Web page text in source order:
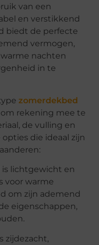
van een
en verstikkend
biedt de perfecte
vermogen,
nachten
in te
zomerdekbed
rekening mee te
de vulling en
die ideaal zijn
lichtgewicht en
voor warme
om zijn ademend
eigenschappen,
zijdezacht,